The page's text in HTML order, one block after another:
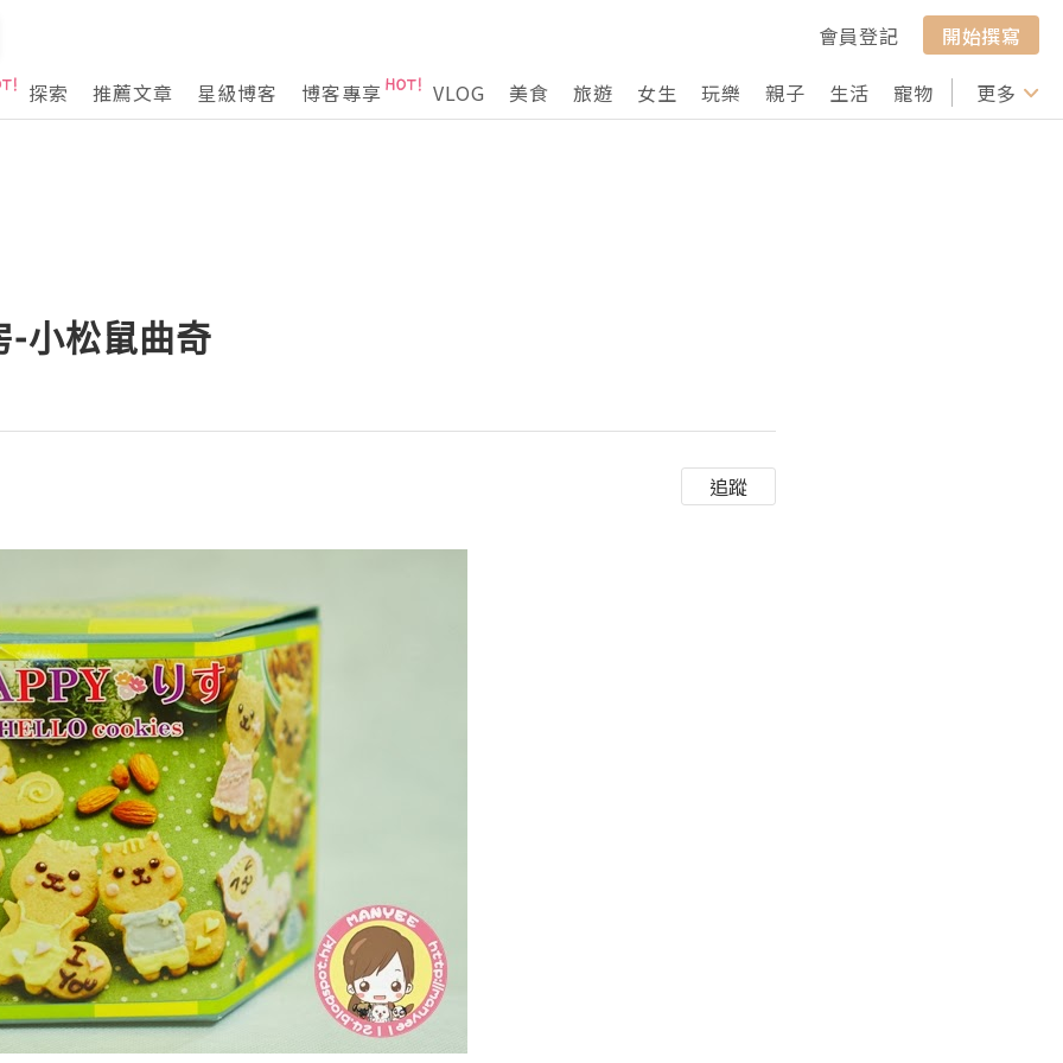
會員登記
開始撰寫
探索
推薦文章 星級博客 博客專享 VLOG 美食 旅遊 女生 玩樂 親子 生活 寵物 行山 打卡
更多
-小松鼠曲奇
追蹤